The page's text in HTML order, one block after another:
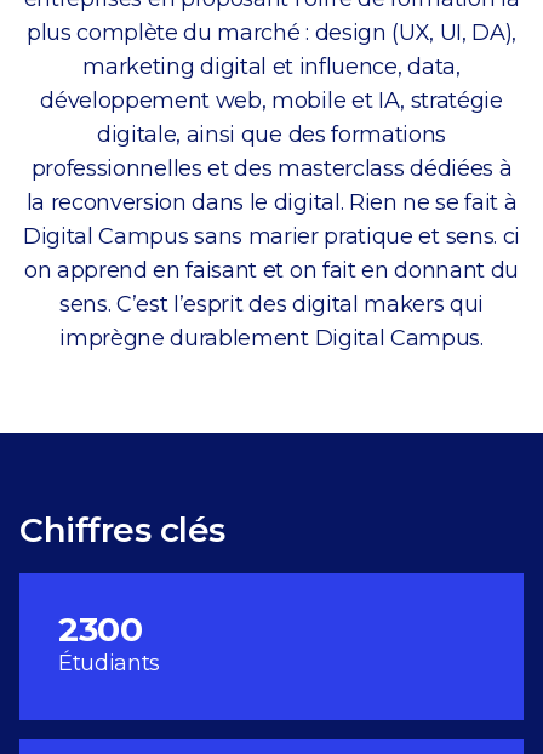
plus complète du marché : design (UX, UI, DA),
marketing digital et influence, data,
développement web, mobile et IA, stratégie
digitale, ainsi que des formations
professionnelles et des masterclass dédiées à
la reconversion dans le digital. Rien ne se fait à
Digital Campus sans marier pratique et sens. ci
on apprend en faisant et on fait en donnant du
sens. C’est l’esprit des digital makers qui
imprègne durablement Digital Campus.
Chiffres clés
2300
Étudiants